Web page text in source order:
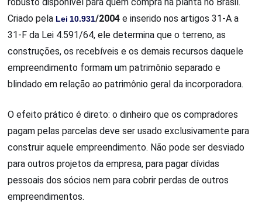
Criado pela Lei 10.931/2004 e inserido nos artigos 31-A a
31-F da Lei 4.591/64, ele determina que o terreno, as
construções, os recebíveis e os demais recursos daquele
empreendimento formam um patrimônio separado e
blindado em relação ao patrimônio geral da incorporadora.
O efeito prático é direto: o dinheiro que os compradores
pagam pelas parcelas deve ser usado exclusivamente para
construir aquele empreendimento. Não pode ser desviado
para outros projetos da empresa, para pagar dívidas
pessoais dos sócios nem para cobrir perdas de outros
empreendimentos.